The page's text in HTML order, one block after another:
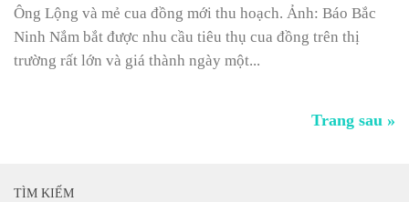
Ông Lộng và mẻ cua đồng mới thu hoạch. Ảnh: Báo Bắc
Ninh Nắm bắt được nhu cầu tiêu thụ cua đồng trên thị
trường rất lớn và giá thành ngày một...
Trang sau »
TÌM KIẾM